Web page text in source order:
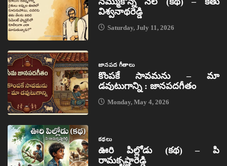
విశ్వనాథరెడ్డి
Saturday, July 11, 2026
జానపద గీతాలు
కొంపకే సావమను – మా
డవుటుగాన్ని : జానపదగీతం
Monday, May 4, 2026
కథలు
ఊరి పిల్లోడు (కథ) – పి
రామకృష్ణారెడ్డి